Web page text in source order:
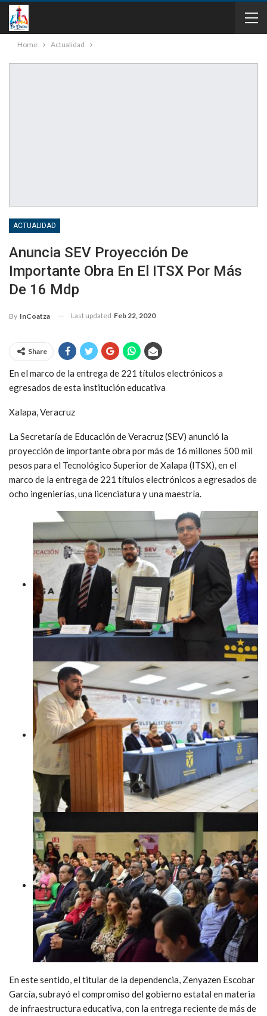
Home Actualidad
ACTUALIDAD
Anuncia SEV Proyección De
Importante Obra En El ITSX Por Más
De 16 Mdp
By InCoatza Last updated Feb 22, 2020
Share
En el marco de la entrega de 221 títulos electrónicos a
egresados de esta institución educativa
Xalapa, Veracruz
La Secretaría de Educación de Veracruz (SEV) anunció la
proyección de importante obra por más de 16 millones 500 mil
pesos para el Tecnológico Superior de Xalapa (ITSX), en el
marco de la entrega de 221 títulos electrónicos a egresados de
ocho ingenierías, una licenciatura y una maestría.
En este sentido, el titular de la dependencia, Zenyazen Escobar
García, subrayó el compromiso del gobierno estatal en materia
de infraestructura educativa, con la entrega reciente de más de